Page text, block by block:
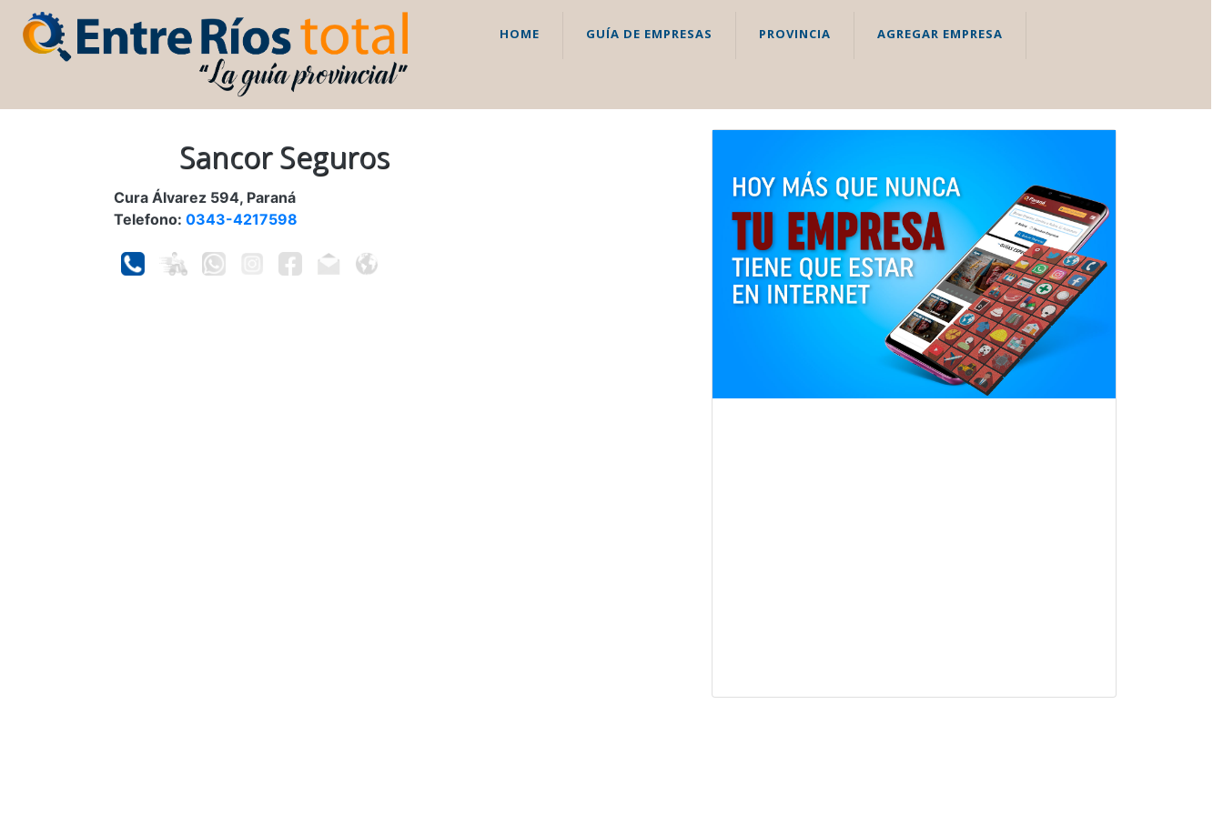
HOME GUÍA DE EMPRESAS PROVINCIA AGREGAR EMPRESA
Sancor Seguros
Cura Álvarez 594, Paraná
Telefono: 0343-4217598